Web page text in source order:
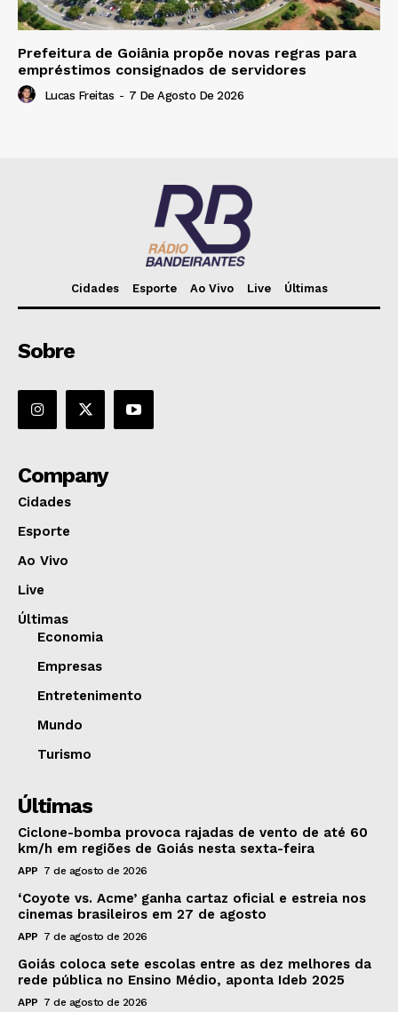
Prefeitura de Goiânia propõe novas regras para
empréstimos consignados de servidores
Lucas Freitas - 7 De Agosto De 2026
Cidades Esporte Ao Vivo Live Últimas
Sobre
Company
Cidades
Esporte
Ao Vivo
Live
Últimas
Economia
Empresas
Entretenimento
Mundo
Turismo
Últimas
Ciclone-bomba provoca rajadas de vento de até 60
km/h em regiões de Goiás nesta sexta-feira
APP 7 de agosto de 2026
‘Coyote vs. Acme’ ganha cartaz oficial e estreia nos
cinemas brasileiros em 27 de agosto
APP 7 de agosto de 2026
Goiás coloca sete escolas entre as dez melhores da
rede pública no Ensino Médio, aponta Ideb 2025
APP 7 de agosto de 2026